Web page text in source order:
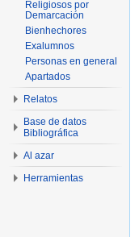
Religiosos por
Demarcación
Bienhechores
Exalumnos
Personas en general
Apartados
Relatos
Base de datos
Bibliográfica
Al azar
Herramientas